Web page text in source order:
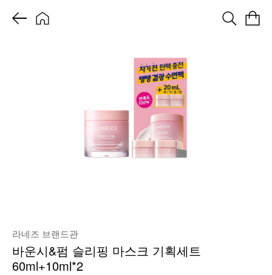
라네즈 브랜드관
바운시&펌 슬리핑 마스크 기획세트
60ml+10ml*2